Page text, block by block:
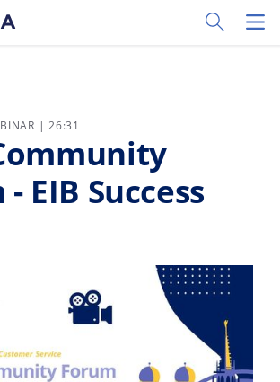
Toggle
| 26:31
EIB Success